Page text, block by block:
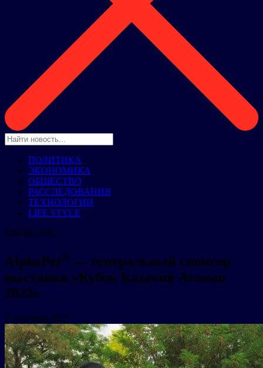
ПОЛИТИКА
ЭКОНОМИКА
ОБЩЕСТВО
РАССЛЕДОВАНИЯ
ТЕХНОЛОГИИ
LIFE STYLE
ОБЩЕСТВО
AlphaPet® — генеральный спонсор
выставки «Кубок Казачий Атаман
2022»
7 сентября 2022